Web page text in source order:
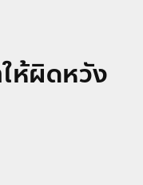
ห้ผิดหวัง